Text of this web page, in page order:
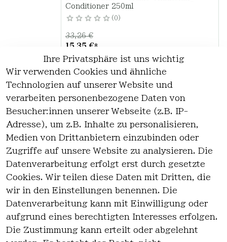
Conditioner 250ml
0
15,35 €*
33,26 €
Hinzufügen
*inkl. ges. MwStzzgl.Versandkosten
1
Ihre Privatsphäre ist uns wichtig
Wir verwenden Cookies und ähnliche
Technologien auf unserer Website und
verarbeiten personenbezogene Daten von
Besucher:innen unserer Webseite (z.B. IP-
Adresse), um z.B. Inhalte zu personalisieren,
Medien von Drittanbietern einzubinden oder
Zugriffe auf unsere Website zu analysieren. Die
Datenverarbeitung erfolgt erst durch gesetzte
Cookies. Wir teilen diese Daten mit Dritten, die
wir in den Einstellungen benennen. Die
Datenverarbeitung kann mit Einwilligung oder
aufgrund eines berechtigten Interesses erfolgen.
Die Zustimmung kann erteilt oder abgelehnt
es
AGB
Kontakt
Registrieren